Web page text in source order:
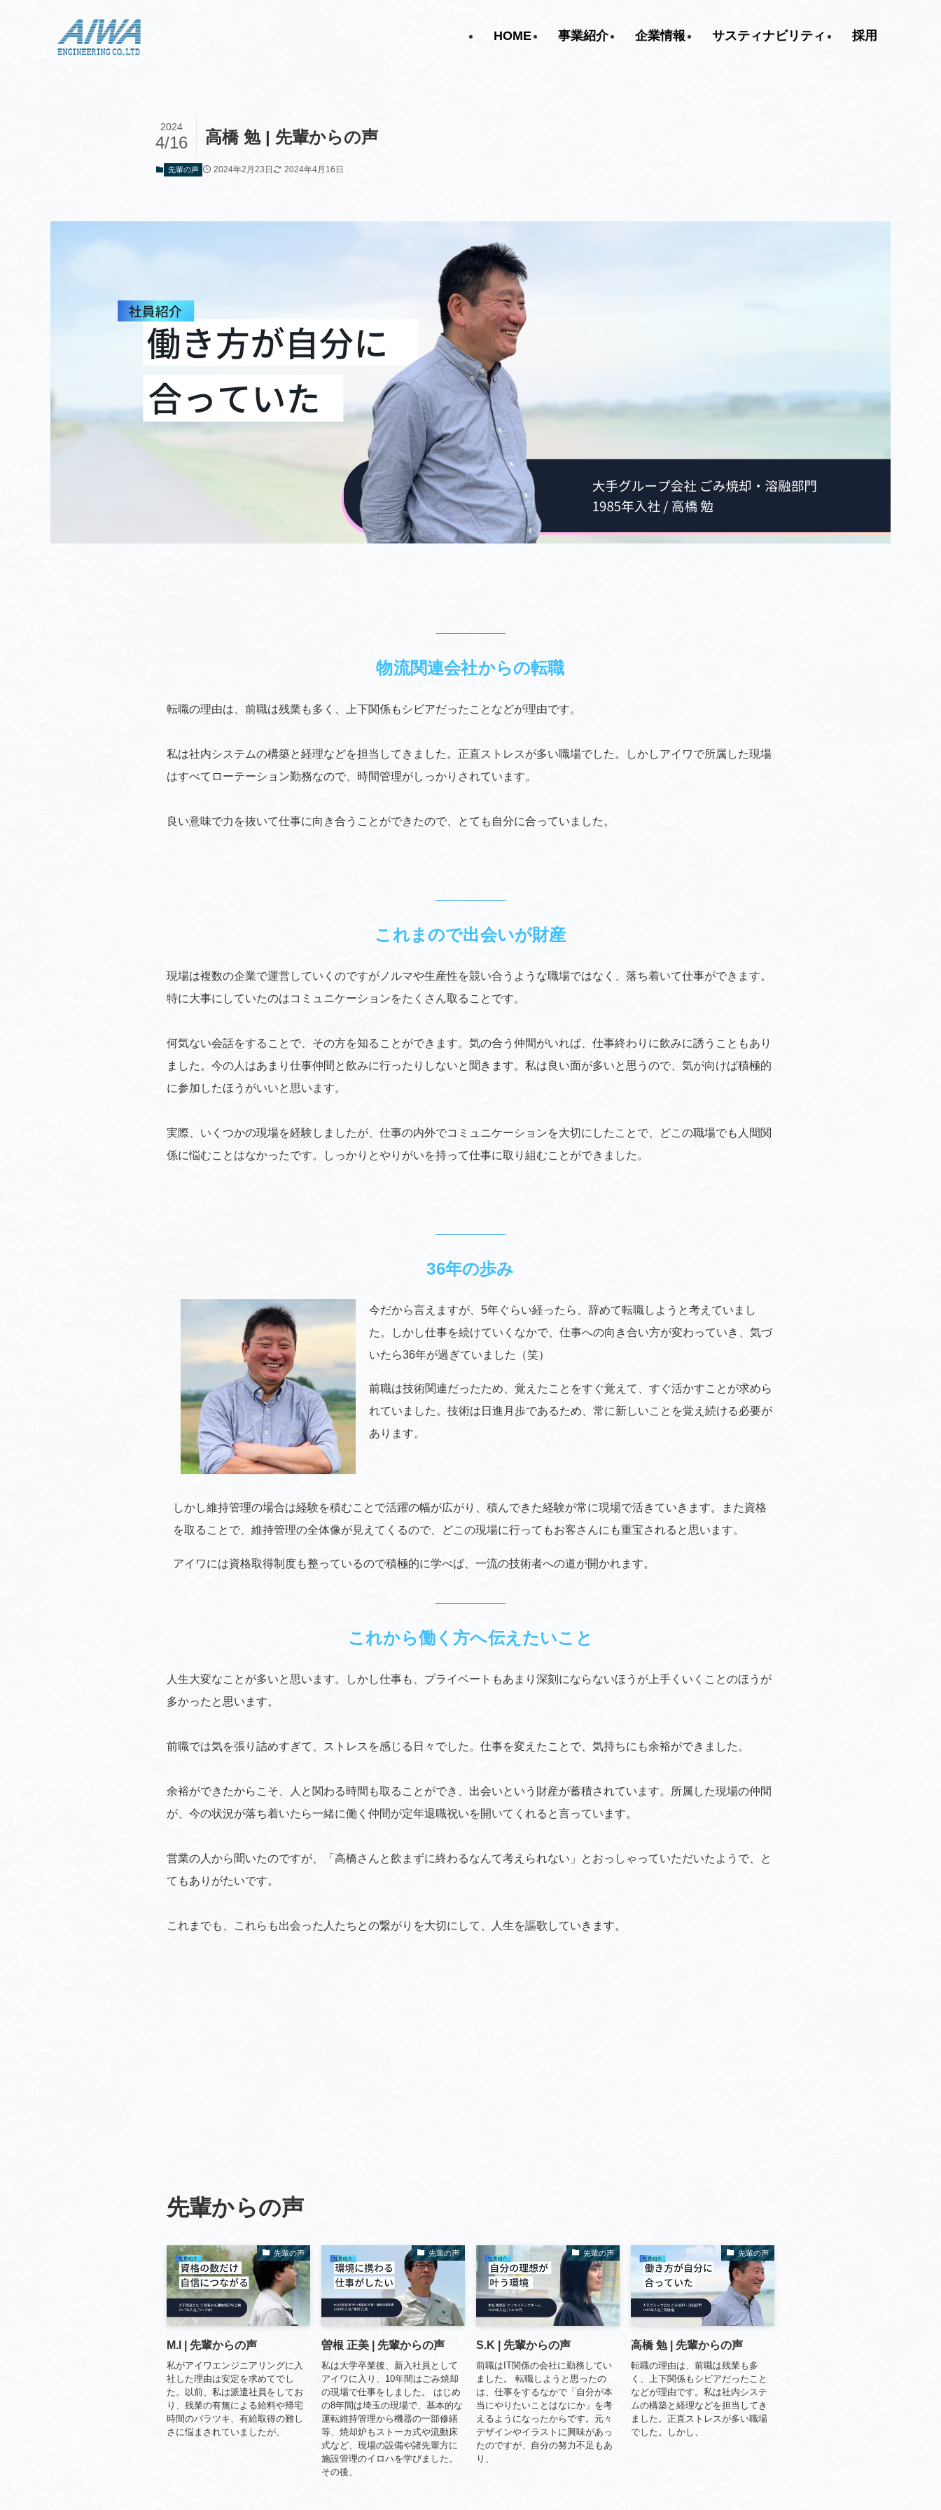
HOME 事業紹介 企業情報 サスティナビリティ 採用
高橋 勉 | 先輩からの声
2024
4/16
先輩の声 2024年2月23日 2024年4月16日
物流関連会社からの転職
転職の理由は、前職は残業も多く、上下関係もシビアだったことなどが理由です。
私は社内システムの構築と経理などを担当してきました。正直ストレスが多い職場でした。しかしアイワで所属した現場
はすべてローテーション勤務なので、時間管理がしっかりされています。
良い意味で力を抜いて仕事に向き合うことができたので、とても自分に合っていました。
これまので出会いが財産
現場は複数の企業で運営していくのですがノルマや生産性を競い合うような職場ではなく、落ち着いて仕事ができます。
特に大事にしていたのはコミュニケーションをたくさん取ることです。
何気ない会話をすることで、その方を知ることができます。気の合う仲間がいれば、仕事終わりに飲みに誘うこともあり
ました。今の人はあまり仕事仲間と飲みに行ったりしないと聞きます。私は良い面が多いと思うので、気が向けば積極的
に参加したほうがいいと思います。
実際、いくつかの現場を経験しましたが、仕事の内外でコミュニケーションを大切にしたことで、どこの職場でも人間関
係に悩むことはなかったです。しっかりとやりがいを持って仕事に取り組むことができました。
36年の歩み
今だから言えますが、5年ぐらい経ったら、辞めて転職しようと考えていまし
た。しかし仕事を続けていくなかで、仕事への向き合い方が変わっていき、気づ
いたら36年が過ぎていました（笑）
前職は技術関連だったため、覚えたことをすぐ覚えて、すぐ活かすことが求めら
れていました。技術は日進月歩であるため、常に新しいことを覚え続ける必要が
あります。
しかし維持管理の場合は経験を積むことで活躍の幅が広がり、積んできた経験が常に現場で活きていきます。また資格
を取ることで、維持管理の全体像が見えてくるので、どこの現場に行ってもお客さんにも重宝されると思います。
アイワには資格取得制度も整っているので積極的に学べば、一流の技術者への道が開かれます。
これから働く方へ伝えたいこと
人生大変なことが多いと思います。しかし仕事も、プライベートもあまり深刻にならないほうが上手くいくことのほうが
多かったと思います。
前職では気を張り詰めすぎて、ストレスを感じる日々でした。仕事を変えたことで、気持ちにも余裕ができました。
余裕ができたからこそ、人と関わる時間も取ることができ、出会いという財産が蓄積されています。所属した現場の仲間
が、今の状況が落ち着いたら一緒に働く仲間が定年退職祝いを開いてくれると言っています。
営業の人から聞いたのですが、「高橋さんと飲まずに終わるなんて考えられない」とおっしゃっていただいたようで、と
てもありがたいです。
これまでも、これらも出会った人たちとの繋がりを大切にして、人生を謳歌していきます。
先輩からの声
先輩の声
M.I | 先輩からの声
私がアイワエンジニアリングに入
社した理由は安定を求めてでし
た。以前、私は派遣社員をしてお
り、残業の有無による給料や帰宅
時間のバラツキ、有給取得の難し
さに悩まされていましたが、
先輩の声
曽根 正美 | 先輩からの声
私は大学卒業後、新入社員として
アイワに入り、10年間はごみ焼却
の現場で仕事をしました。 はじめ
の8年間は埼玉の現場で、基本的な
運転維持管理から機器の一部修繕
等、焼却炉もストーカ式や流動床
式など、現場の設備や諸先輩方に
施設管理のイロハを学びました。
その後、
先輩の声
S.K | 先輩からの声
前職はIT関係の会社に勤務してい
ました。 転職しようと思ったの
は、仕事をするなかで「自分が本
当にやりたいことはなにか」を考
えるようになったからです。元々
デザインやイラストに興味があっ
たのですが、自分の努力不足もあ
り、
先輩の声
高橋 勉 | 先輩からの声
転職の理由は、前職は残業も多
く、上下関係もシビアだったこと
などが理由です。私は社内システ
ムの構築と経理などを担当してき
ました。正直ストレスが多い職場
でした。しかし、